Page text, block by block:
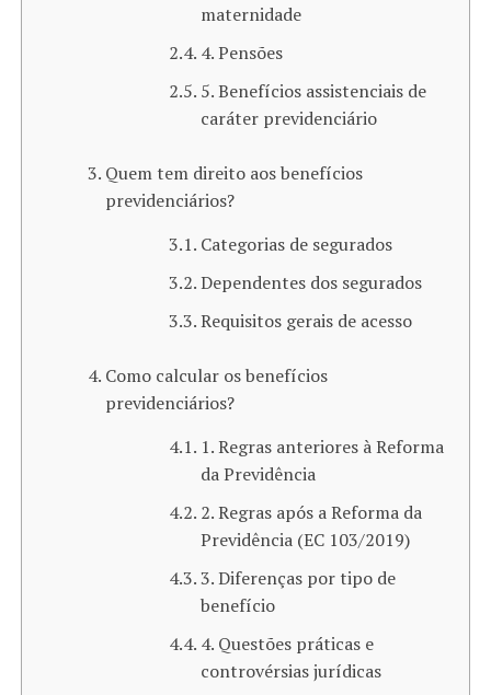
maternidade
4. Pensões
5. Benefícios assistenciais de
caráter previdenciário
Quem tem direito aos benefícios
previdenciários​?
Categorias de segurados
Dependentes dos segurados
Requisitos gerais de acesso
Como calcular os benefícios
previdenciários​?
1. Regras anteriores à Reforma
da Previdência
2. Regras após a Reforma da
Previdência (EC 103/2019)
3. Diferenças por tipo de
benefício
4. Questões práticas e
controvérsias jurídicas